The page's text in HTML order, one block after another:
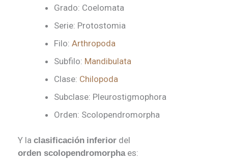
Grado: Coelomata
Serie: Protostomia
Filo: Arthropoda
Subfilo: Mandibulata
Clase: Chilopoda
Subclase: Pleurostigmophora
Orden: Scolopendromorpha
Y la clasificación inferior del
orden scolopendromorphaes: